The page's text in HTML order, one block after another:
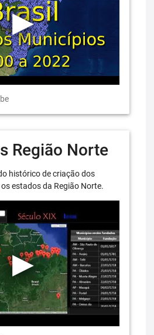
Região Norte
histórico de criação dos
estados da Região Norte.